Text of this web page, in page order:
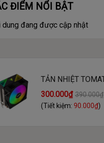
ĐIỂM NỔI BẬT
dung đang được cập nhật
TẢN NHIỆT
CỰC)
300.000₫ 390.000₫
(Tiết kiệm: 90.000₫)